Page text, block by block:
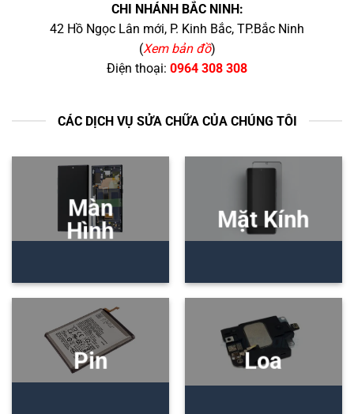
CHI NHÁNH BẮC NINH:
42 Hồ Ngọc Lân mới, P. Kinh Bắc, TP.Bắc Ninh
(Xem bản đồ)
Điện thoại: 0964 308 308
CÁC DỊCH VỤ SỬA CHỮA CỦA CHÚNG TÔI
Màn
Hình
Mặt Kính
Pin Loa